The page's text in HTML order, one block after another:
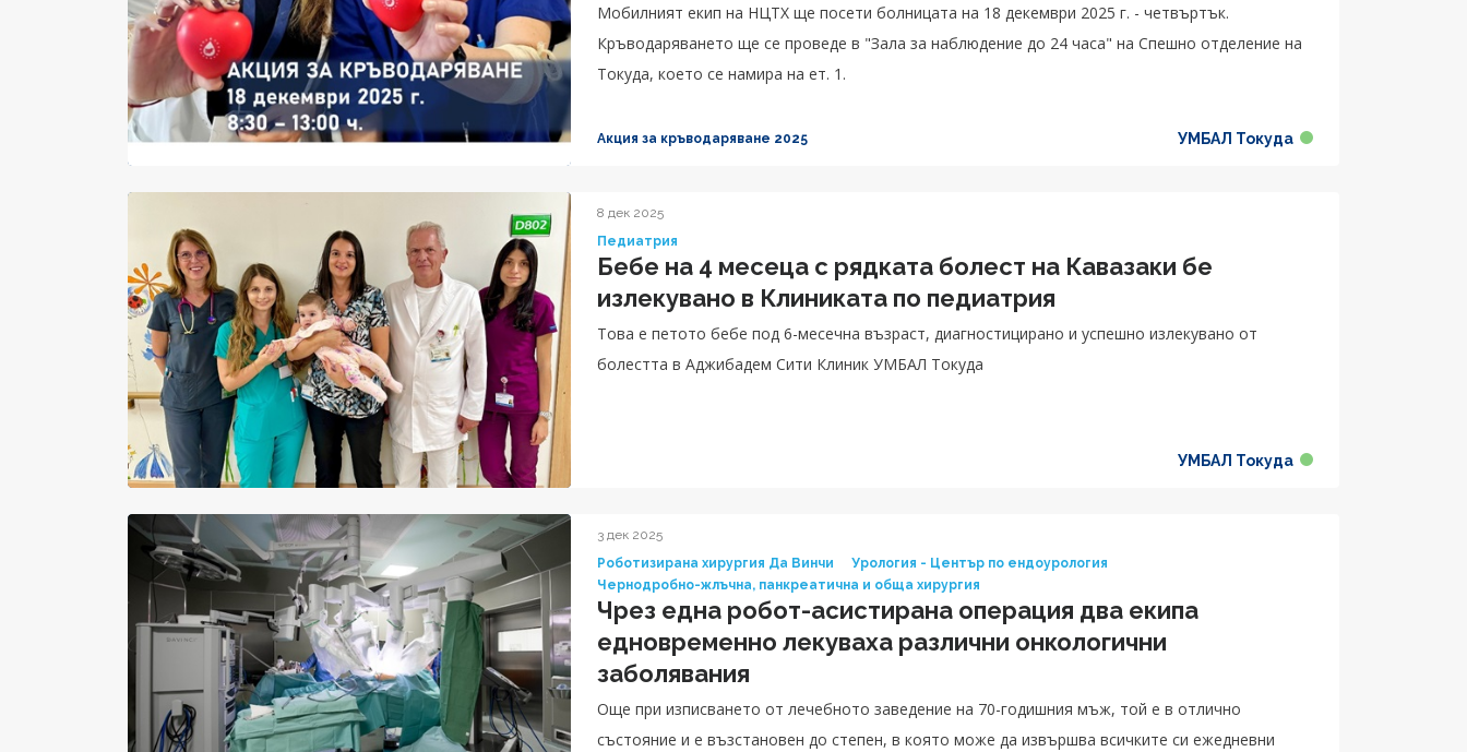
Мобилният екип на НЦТХ ще посети болницата на 18 декември 2025 г. - четвъртък.
Кръводаряването ще се проведе в "Зала за наблюдение до 24 часа" на Спешно отделение на
Токуда, което се намира на ет. 1.
Акция за кръводаряване 2025 УМБАЛ Токуда
8 дек 2025
Педиатрия
Бебе на 4 месеца с рядката болест на Кавазаки бе
излекувано в Клиниката по педиатрия
Tова е петото бебе под 6-месечна възраст, диагностицирано и успешно излекувано от
болестта в Аджибадем Сити Клиник УМБАЛ Токуда
УМБАЛ Токуда
3 дек 2025
Роботизирана хирургия Да Винчи
Урология - Център по ендоурология
Чернодробно-жлъчна, панкреатична и обща хирургия
Чрез една робот-асистирана операция два екипа
едновременно лекуваха различни онкологични
заболявания
Още при изписването от лечебното заведение на 70-годишния мъж, той е в отлично
състояние и е възстановен до степен, в която може да извършва всичките си ежедневни